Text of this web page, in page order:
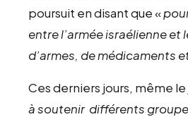
poursuit en disant que «
entre l’armée israélienne
d’armes, de médicaments
Ces derniers jours, même
à soutenir différents